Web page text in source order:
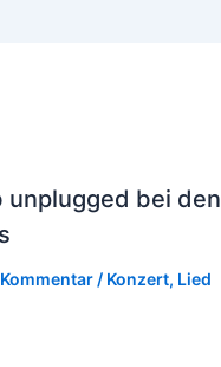
unplugged bei den
/ Konzert, Lied